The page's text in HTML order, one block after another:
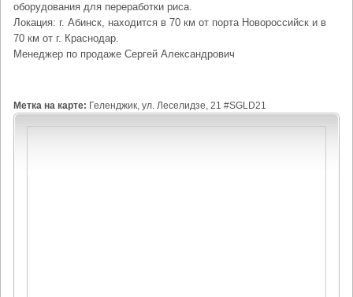
оборудования для переработки риса.
Локация: г. Абинск, находится в 70 км от порта Новороссийск и в
70 км от г. Краснодар.
Менеджер по продаже Сергей Александрович
Метка на карте: Геленджик, ул. Леселидзе, 21 #SGLD21